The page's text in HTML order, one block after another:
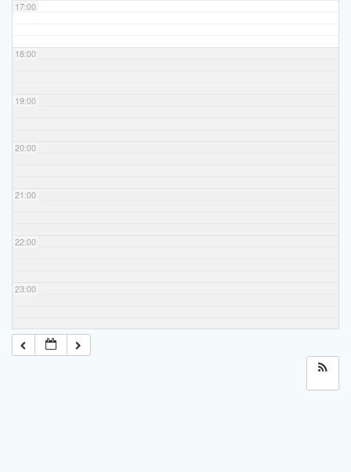
17:00
18:00
19:00
20:00
21:00
22:00
23:00